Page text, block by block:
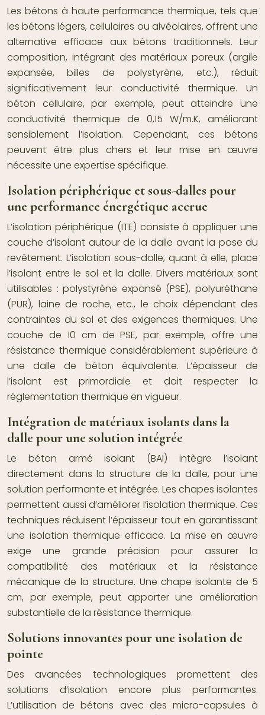
Les bétons à haute performance thermique, tels que
les bétons légers, cellulaires ou alvéolaires, offrent une
alternative efficace aux bétons traditionnels. Leur
composition, intégrant des matériaux poreux (argile
expansée, billes de polystyrène, etc.), réduit
significativement leur conductivité thermique. Un
béton cellulaire, par exemple, peut atteindre une
conductivité thermique de 0,15 W/m.K, améliorant
sensiblement l’isolation. Cependant, ces bétons
peuvent être plus chers et leur mise en œuvre
nécessite une expertise spécifique.
Isolation périphérique et sous-dalles pour
une performance énergétique accrue
L’isolation périphérique (ITE) consiste à appliquer une
couche d’isolant autour de la dalle avant la pose du
revêtement. L’isolation sous-dalle, quant à elle, place
l’isolant entre le sol et la dalle. Divers matériaux sont
utilisables : polystyrène expansé (PSE), polyuréthane
(PUR), laine de roche, etc., le choix dépendant des
contraintes du sol et des exigences thermiques. Une
couche de 10 cm de PSE, par exemple, offre une
résistance thermique considérablement supérieure à
une dalle de béton équivalente. L’épaisseur de
l’isolant est primordiale et doit respecter la
réglementation thermique en vigueur.
Intégration de matériaux isolants dans la
dalle pour une solution intégrée
Le béton armé isolant (BAI) intègre l’isolant
directement dans la structure de la dalle, pour une
solution performante et intégrée. Les chapes isolantes
permettent aussi d’améliorer l’isolation thermique. Ces
techniques réduisent l’épaisseur tout en garantissant
une isolation thermique efficace. La mise en œuvre
exige une grande précision pour assurer la
compatibilité des matériaux et la résistance
mécanique de la structure. Une chape isolante de 5
cm, par exemple, peut apporter une amélioration
substantielle de la résistance thermique.
Solutions innovantes pour une isolation de
pointe
Des avancées technologiques promettent des
solutions d’isolation encore plus performantes.
L’utilisation de bétons avec des micro-capsules à